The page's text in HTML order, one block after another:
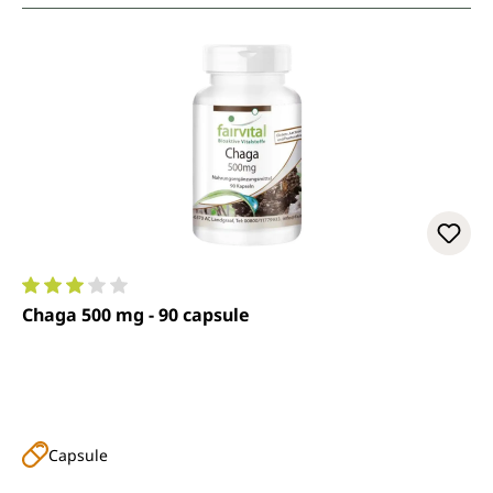
Valutazione media di 3 su 5 stelle
Chaga 500 mg - 90 capsule
Capsule